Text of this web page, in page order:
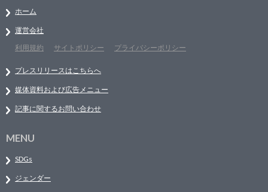
ホーム
運営会社
利用規約
サイトポリシー プライバシーポリシー
プレスリリースはこちらへ
媒体資料および広告メニュー
記事に関するお問い合わせ
MENU
SDGs
ジェンダー